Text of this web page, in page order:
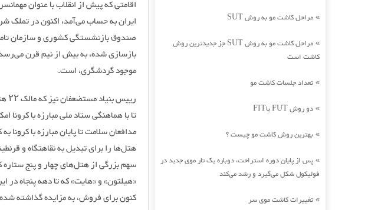
اقامتی که پیش از انقلاب با عنوان
ایران به حساب می‌آمد، اکنون در تملک
صندوق بازنشستگی کشوری و سازمان
بازسازی شده، به بیش از نیم قرن
موجود گردشگری، است.
تا با هماهنگی ستاد ملی مبارزه با کرونا
مدافعان سلامت تا پایان مبارزه با
هتل‌ها را برای تبدیل به نقاهتگاه و
سهم بزرگی از هتل‌های چهار و پنج ستاره
کنون برای فروش، به مزایده گذاشته
» مراحل کاشت مو به روش SUT
»
مراحل کاشت مو به روش SUT جز جدیدترین روش
کاشت است
» تعداد جلسات کاشت مو
» دو روش FUT یاFIT
» بهترین روش کاشت مو چیست ؟
» پس از پایان دوره استراحت، دوباره یک تار موی جدید در
فولیکول شکل می‌گیرد و رشد می‌کند
» تغییرات کاشت موی سر